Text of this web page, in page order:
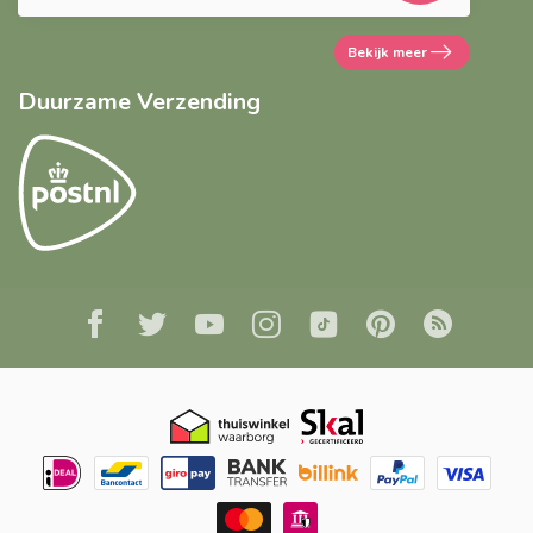
Bekijk meer
Duurzame Verzending